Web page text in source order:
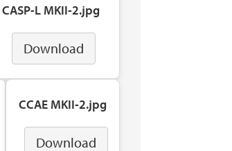
CASP-L MKII-2.jpg
Download
CCAE MKII-2.jpg
Download